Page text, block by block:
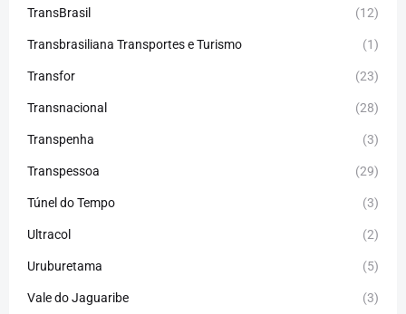
TransBrasil (12)
Transbrasiliana Transportes e Turismo (1)
Transfor (23)
Transnacional (28)
Transpenha (3)
Transpessoa (29)
Túnel do Tempo (3)
Ultracol (2)
Uruburetama (5)
Vale do Jaguaribe (3)